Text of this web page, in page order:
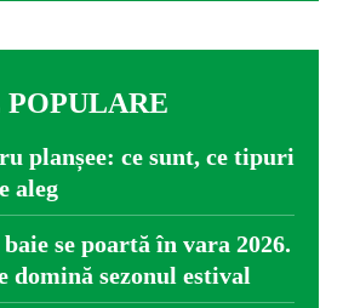
planșee: ce sunt, ce tipuri
aleg
baie se poartă în vara 2026.
domină sezonul estival